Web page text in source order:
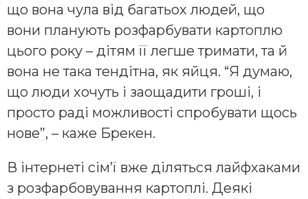
що вона чула від багатьох людей, що
вони планують розфарбувати картоплю
цього року – дітям її легше тримати, та й
вона не така тендітна, як яйця. “Я думаю,
що люди хочуть і заощадити гроші, і
просто раді можливості спробувати щось
нове”, – каже Брекен.
В інтернеті сім’ї вже діляться лайфхаками
з розфарбовування картоплі. Деякі